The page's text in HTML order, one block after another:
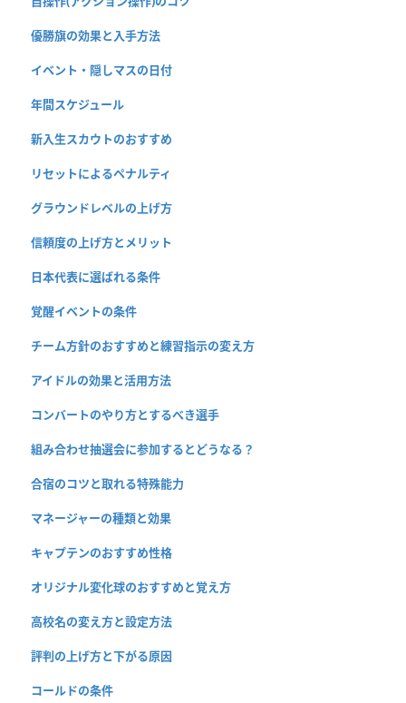
優勝旗の効果と入手方法
イベント・隠しマスの日付
年間スケジュール
新入生スカウトのおすすめ
リセットによるペナルティ
グラウンドレベルの上げ方
信頼度の上げ方とメリット
日本代表に選ばれる条件
覚醒イベントの条件
チーム方針のおすすめと練習指示の変え方
アイドルの効果と活用方法
コンバートのやり方とするべき選手
組み合わせ抽選会に参加するとどうなる？
合宿のコツと取れる特殊能力
マネージャーの種類と効果
キャプテンのおすすめ性格
オリジナル変化球のおすすめと覚え方
高校名の変え方と設定方法
評判の上げ方と下がる原因
コールドの条件